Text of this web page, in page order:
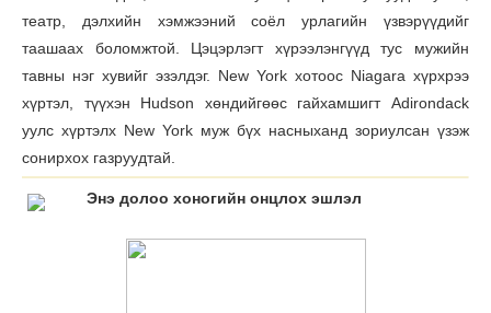
театр, дэлхийн хэмжээний соёл урлагийн үзвэрүүдийг
таашаах боломжтой. Цэцэрлэгт хүрээлэнгүүд тус мужийн
тавны нэг хувийг эзэлдэг. New York хотоос Niagara хүрхрээ
хүртэл, түүхэн Hudson хөндийгөөс гайхамшигт Adirondack
уулс хүртэлх New York муж бүх насныханд зориулсан үзэж
сонирхох газруудтай.
Энэ долоо хоногийн онцлох эшлэл